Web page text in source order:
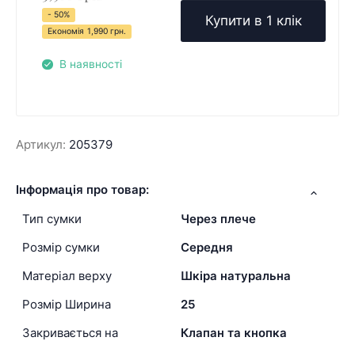
- 50%
Економія 1,990 грн.
В наявності
Купити в 1 клік
Артикул: 205379
Інформація про товар:
Тип сумки
Через плече
Розмір сумки
Середня
Матеріал верху
Шкіра натуральна
Розмір Ширина
25
Закривається на
Клапан та кнопка